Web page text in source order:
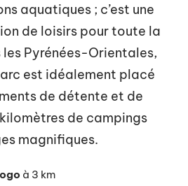
aquatiques ; c’est une
de loisirs pour toute la
Pyrénées-Orientales,
est idéalement placé
de détente et de
de campings
magnifiques.
à 3 km